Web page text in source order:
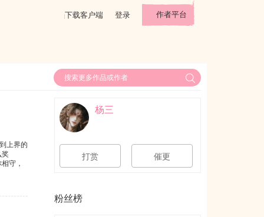
下载客户端 登录 作者平台
上界的
守，
杨三
打赏 催更
粉丝榜